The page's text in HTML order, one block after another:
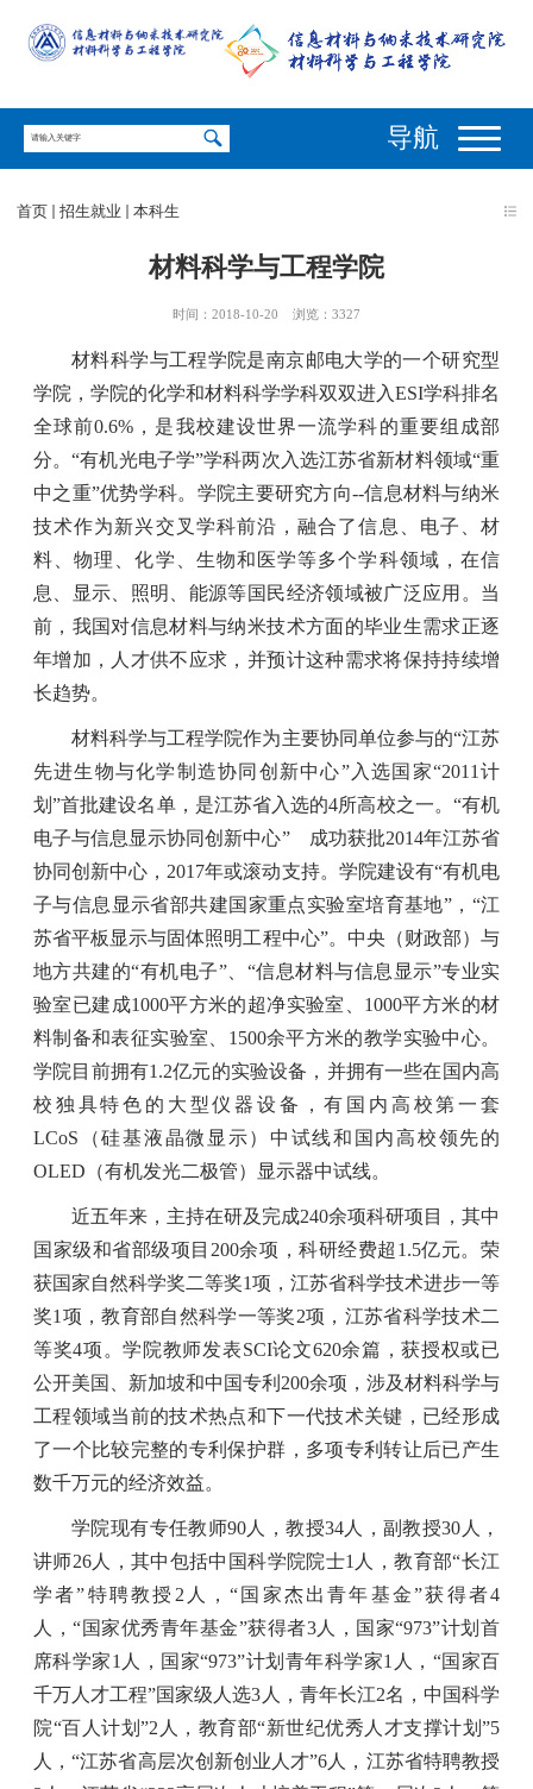
导航
首页 招生就业 本科生
材料科学与工程学院
时间：2018-10-20 浏览： 3327
材料科学与工程学院是南京邮电大学的一个研究型
学院，学院的化学和材料科学学科双双进入ESI学科排名
全球前0.6% ，是我校建设世界一流学科的重要组成部
分。“有机光电子学”学科两次入选江苏省新材料领域“重
中之重”优势学科。学院主要研究方向--信息材料与纳米
技术作为新兴交叉学科前沿，融合了信息、电子、材
料、物理、化学、生物和医学等多个学科领域，在信
息、显示、照明、能源等国民经济领域被广泛应用。当
前，我国对信息材料与纳米技术方面的毕业生需求正逐
年增加，人才供不应求，并预计这种需求将保持持续增
长趋势。
材料科学与工程学院作为主要协同单位参与的“江苏
先进生物与化学制造协同创新中心”入选国家“2011 计
划”首批建设名单，是江苏省入选的4所高校之一。“有机
电子与信息显示协同创新中心” 成功获批2014年江苏省
协同创新中心， 2017年或滚动支持。学院建设有“有机电
子与信息显示省部共建国家重点实验室培育基地”，“江
苏省平板显示与固体照明工程中心”。中央（财政部）与
地方共建的“有机电子”、“信息材料与信息显示”专业实
验室已建成1000平方米的超净实验室、 1000平方米的材
料制备和表征实验室、 1500余平方米的教学实验中心。
学院目前拥有1.2亿元的实验设备，并拥有一些在国内高
校独具特色的大型仪器设备，有国内高校第一套
LCoS （硅基液晶微显示）中试线和国内高校领先的
OLED （有机发光二极管）显示器中试线。
近五年来，主持在研及完成240余项科研项目，其中
国家级和省部级项目 200余项，科研经费超 1.5亿元。荣
获国家自然科学奖二等奖1项，江苏省科学技术进步一等
奖1 项，教育部自然科学一等奖2项，江苏省科学技术二
等奖4项。学院教师发表SCI论文620余篇，获授权或已
公开美国、新加坡和中国专利 200余项，涉及材料科学与
工程领域当前的技术热点和下一代技术关键，已经形成
了一个比较完整的专利保护群，多项专利转让后已产生
数千万元的经济效益。
学院现有专任教师90 人，教授34人，副教授30 人，
讲师26人，其中包括中国科学院院士1 人，教育部“长江
学者”特聘教授 2 人，“国家杰出青年基金”获得者4
人，“国家优秀青年基金”获得者3人，国家“973”计划首
席科学家1 人，国家“973”计划青年科学家1 人，“国家百
千万人才工程”国家级人选3 人， 青年长江2名，中国科学
院“百人计划”2 人，教育部“新世纪优秀人才支撑计划”5
人，“江苏省高层次创新创业人才”6 人，江苏省特聘教授